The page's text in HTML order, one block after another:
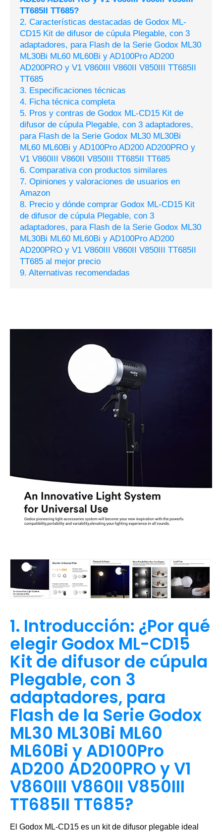
TT685II TT685?
2. Características destacadas de Godox ML-
CD15 Kit de difusor de cúpula Plegable, con 3
adaptadores, para Flash de la Serie Godox ML30
ML30Bi ML60 ML60Bi y AD100Pro AD200
AD200PRO y V1 V860III V860II V850III TT685II
TT685
3. Especificaciones técnicas
4. Ficha técnica completa
5. Pros y contras de Godox ML-CD15 Kit de
difusor de cúpula Plegable, con 3 adaptadores,
para Flash de la Serie Godox ML30 ML30Bi
ML60 ML60Bi y AD100Pro AD200 AD200PRO y
V1 V860III V860II V850III TT685II TT685
6. Comparativa con productos similares
7. Opiniones y valoraciones de usuarios en
Amazon
8. Precio y dónde comprar Godox ML-CD15 Kit
de difusor de cúpula Plegable, con 3
adaptadores, para Flash de la Serie Godox ML30
ML30Bi ML60 ML60Bi y AD100Pro AD200
AD200PRO y V1 V860III V860II V850III TT685II
TT685 al mejor precio
9. Alternativas recomendadas
1. Introducción: ¿Por qué
elegir Godox ML-CD15
Kit de difusor de cúpula
Plegable, con 3
adaptadores, para
Flash de la Serie Godox
ML30 ML30Bi ML60
ML60Bi y AD100Pro
AD200 AD200PRO y V1
V860III V860II V850III
TT685II TT685?
El Godox ML-CD15 es un kit de difusor plegable ideal